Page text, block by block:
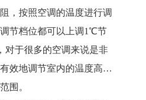
同步(阀停风机停);风机电
;
，按照空调的温度进行调
节档位都可以上调1℃节
对于很多的空调来说是非
效地调节室内的温度高
围。